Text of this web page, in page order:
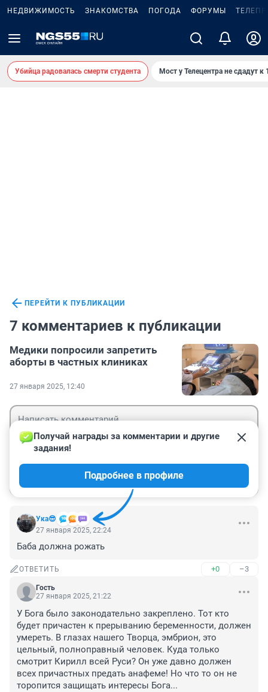
НЕДВИЖИМОСТЬ ЗНАКОМСТВА ПОГОДА ФОРУМЫ
Убийца радовалась смерти студента Мост у Телецентра не сдадут к
ПЕРЕЙТИ К ПУБЛИКАЦИИ
7 комментариев к публикации
Медики попросили запретить
аборты в частных клиниках
27 января 2025, 12:40
Ука😎
Получай награды за комментарии и другие
задания!
Подробнее в профиле
27 января 2025, 22:24
Баба должна рожать
ОТВЕТИТЬ +0 –3
Гость
27 января 2025, 21:22
У Бога было законодательно закреплено. Тот кто
будет причастен к прерыванию беременности, должен
умереть. В глазах нашего Творца, эмбрион, это
цельный, полноправный человек. Куда только
смотрит Кирилл всей Руси? Он уже давно должен
всех причастных предать анафеме! Но что то он не
торопится защищать интересы Бога...